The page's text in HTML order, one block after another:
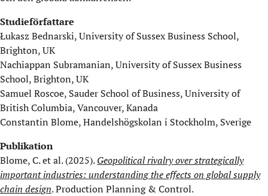
Studieförfattare
Łukasz Bednarski, University of Sussex Business School,
Brighton, UK
Nachiappan Subramanian, University of Sussex Business
School, Brighton, UK
Samuel Roscoe, Sauder School of Business, University of
British Columbia, Vancouver, Kanada
Constantin Blome, Handelshögskolan i Stockholm, Sverige
Publikation
Blome, C. et al. (2025).Geopolitical rivalry over strategically
important industries: understanding the effects on global supply
chain design. Production Planning & Control.